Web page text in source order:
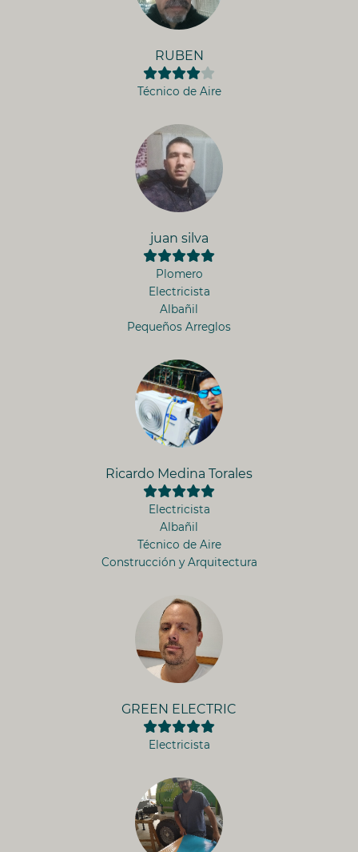
RUBEN
Técnico de Aire
juan silva
Plomero
Electricista
Albañil
Pequeños Arreglos
Ricardo Medina Torales
Electricista
Albañil
Técnico de Aire
Construcción y Arquitectura
GREEN ELECTRIC
Electricista